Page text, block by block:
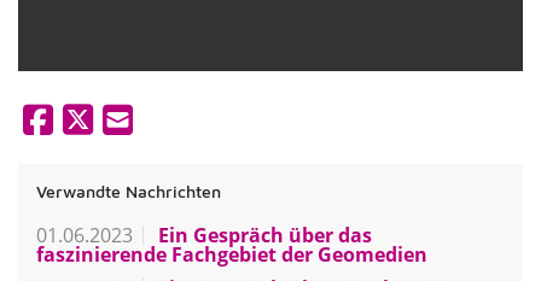
Verwandte Nachrichten
01.06.2023 Ein Gespräch über das
faszinierende Fachgebiet der Geomedien